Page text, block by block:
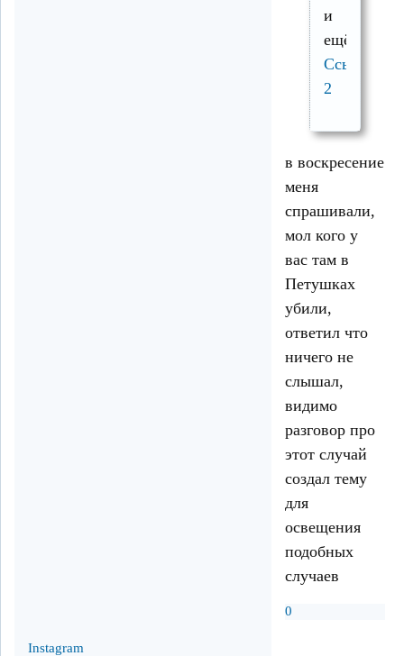
и
ещё
Ссылка
2
в воскресение
меня
спрашивали,
мол кого у
вас там в
Петушках
убили,
ответил что
ничего не
слышал,
видимо
разговор про
этот случай
создал тему
для
освещения
подобных
случаев
0
Instagram